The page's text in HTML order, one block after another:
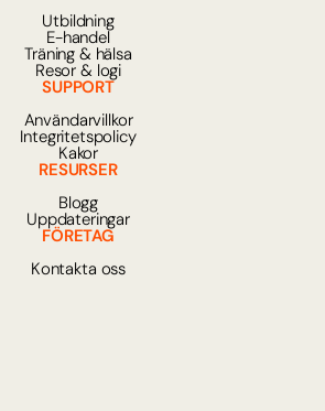
Utbildning
E-handel
Träning & hälsa
Resor & logi
SUPPORT
Användarvillkor
Integritetspolicy
Kakor
RESURSER
Blogg
Uppdateringar
FÖRETAG
Kontakta oss